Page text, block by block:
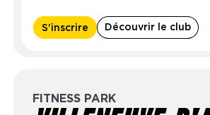
Samedi
06:00 - 23:00
Dimanche 06:00 - 23:00
Vendredi
08:00 - 23:00
Samedi
08:00 - 23:00
S'inscrire Découvrir le club
FITNESS PARK